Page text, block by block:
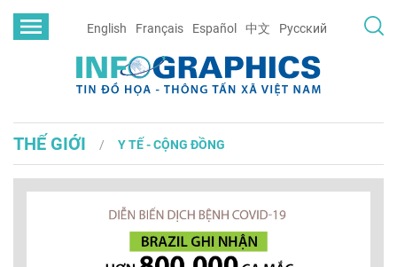
English Français Español 中文 Русский
THẾ GIỚI Y TẾ - CỘNG ĐỒNG